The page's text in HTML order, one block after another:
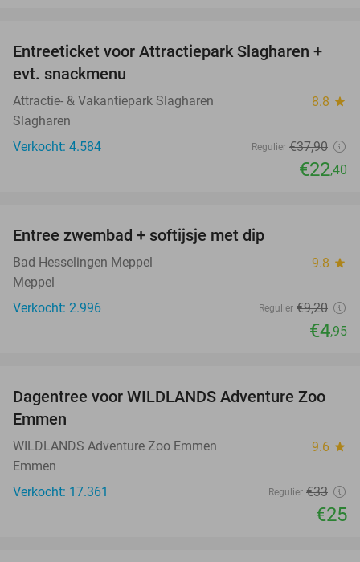
41%
Entreeticket voor Attractiepark Slagharen +
evt. snackmenu
Attractie- & Vakantiepark Slagharen 8.8 star
Slagharen
Verkocht: 4.584
Regulier €37,90
€22,40
Entree zwembad + softijsje met dip
Bad Hesselingen Meppel 9.8 star
Meppel
Verkocht: 2.996
Regulier €9,20
€4,95
24%
Dagentree voor WILDLANDS Adventure Zoo
Emmen
WILDLANDS Adventure Zoo Emmen 9.6 star
Emmen
Verkocht: 17.361
Regulier €33
€25